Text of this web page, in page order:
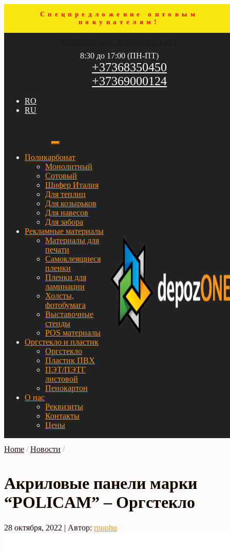
Спецпредложение оптовым
покупателям!
8:30 до 17:00 (ПН-ПТ)
+37368350450
+37369000124
RO
RU
Поликарбонат
Монолитный
Сотовый
Шифер Италия
Для теплиц
Для козырьков
Для навесов
Для забора
Рекламные материалы
Материалы для
печати
Самоклеящиеся
пленки
Пленки для
ламинации
Холсты,
фотобумага
Выставочные
стенды
POS материалы
Оргстекло и пластик
Оргстекло
Пластик ПВХ
ПЭТ/ПЭТГ
листовой
Пенокартон
О нас
Реквизиты
Контакты
Цены
Home /Новости /
Акриловые панели марки
“POLICAM” – Оргстекло
28 октября, 2022 | Автор: rpuphu